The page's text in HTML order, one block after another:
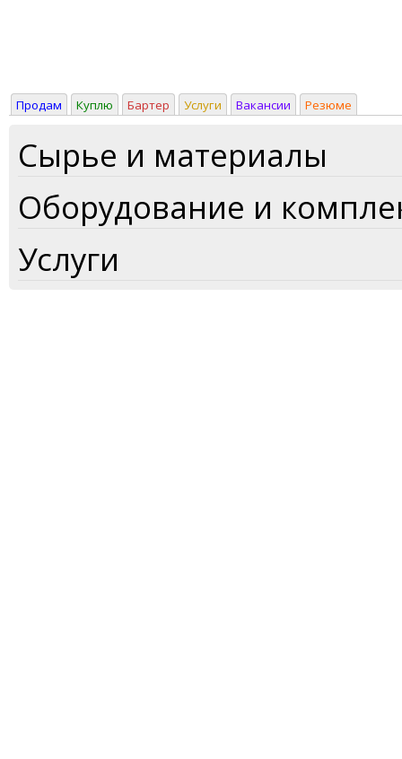
Продам Куплю Бартер Услуги Вакансии Резюме
Сырье и материалы
Оборудование и
Услуги